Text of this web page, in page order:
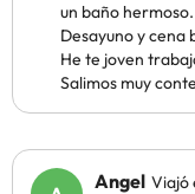
un baño
Desayuno y cena
He te joven
Salimos muy
Angel Viajó